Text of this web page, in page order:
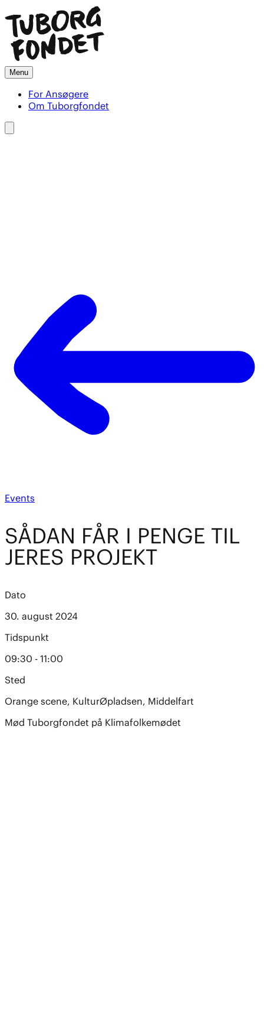
Menu
For Ansøgere
Om Tuborgfondet
Events
SÅDAN FÅR I PENGE TIL
JERES PROJEKT
Dato
30. august 2024
Tidspunkt
09:30 - 11:00
Sted
Orange scene, KulturØpladsen, Middelfart
Mød Tuborgfondet på Klimafolkemødet